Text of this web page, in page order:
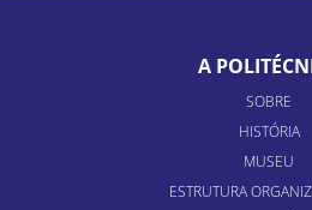
A
SOBRE
HISTÓRIA
MUSEU
ESTRUTURA